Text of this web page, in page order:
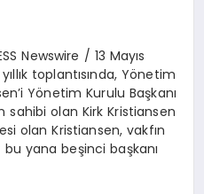
Newswire / 13 Mayıs
ıllık toplantısında, Yönetim
’i Yönetim Kurulu Başkanı
sahibi olan Kirk Kristiansen
olan Kristiansen, vakfın
bu yana beşinci başkanı